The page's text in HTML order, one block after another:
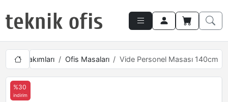
Ofis Takımları Ofis Masaları Vide Personel Masası 140cm
%30
indirim